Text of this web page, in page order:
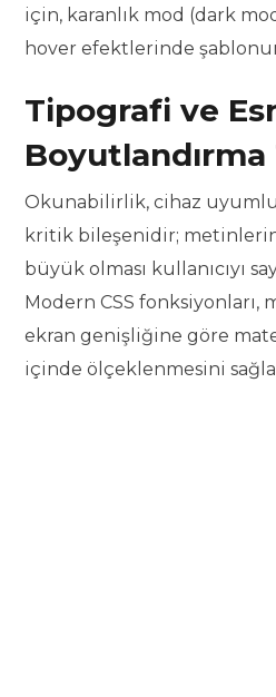
için, karanlık mod (dark
hover efektlerinde
Tipografi ve
Okunabilirlik, cihaz
kritik bileşenidir; metinlerin
büyük olması kullanıcıyı
Modern CSS fonksiyonları,
ekran genişliğine göre
içinde ölçeklenmesini